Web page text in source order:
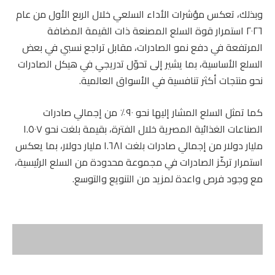
وبذلك، تعكس مؤشرات الأداء السلعي خلال الربع الأول من عام
٢٠٢٦ استمرار قوة السلع المصنعة ذات القيمة المضافة
المرتفعة في دفع نمو الصادرات، مقابل تراجع نسبي في بعض
السلع الأساسية، بما يشير إلى تحوّل تدريجي في هيكل الصادرات
نحو منتجات أكثر تنافسية في الأسواق العالمية.
كما تمثل السلع المشار إليها نحو ٩٠٪ من إجمالي صادرات
الصناعات الغذائية المصرية خلال الفترة، بقيمة بلغت نحو ١.٥٠٧
مليار دولار من إجمالي صادرات بلغت ١.٦٨١ مليار دولار، بما يعكس
استمرار تركّز الصادرات في مجموعة محدودة من السلع الرئيسية،
مع وجود فرص واعدة لمزيد من التنويع والتوسع.